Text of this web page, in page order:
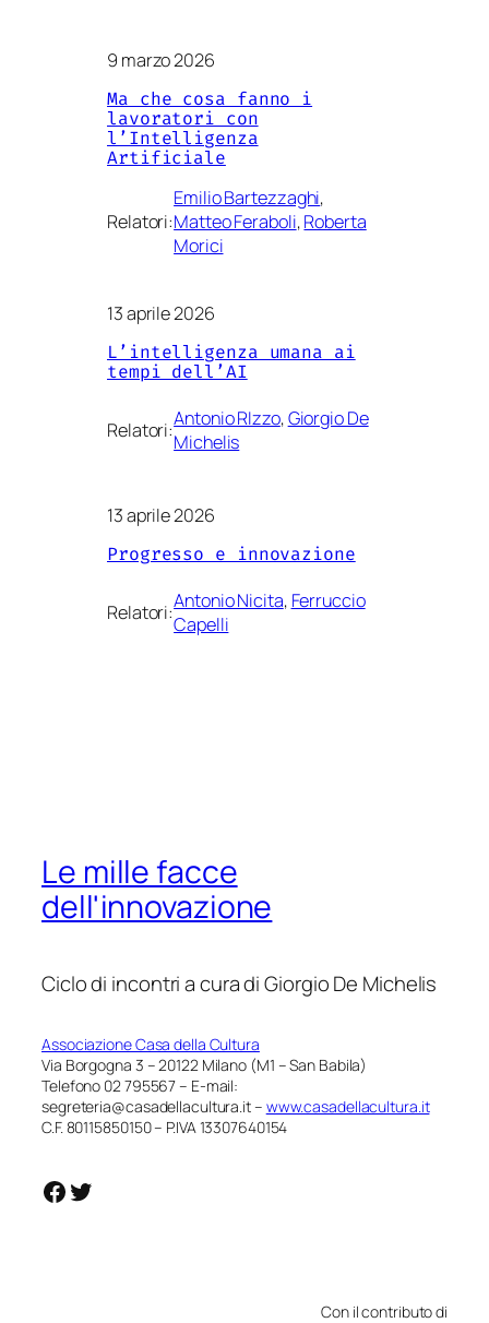
9 marzo 2026
Ma che cosa fanno i
lavoratori con
l’Intelligenza
Artificiale
Relatori:
Emilio Bartezzaghi
Matteo Feraboli, Roberta
Morici
13 aprile 2026
L’intelligenza umana ai
tempi dell’AI
Relatori:Antonio RIzzo, Giorgio De
Michelis
13 aprile 2026
Progresso e innovazione
Relatori:Antonio Nicita, Ferruccio
Capelli
Le mille facce
dell'innovazione
Ciclo di incontri a cura di Giorgio De Michelis
Associazione Casa della Cultura
Via Borgogna 3 – 20122 Milano (M1 – San Babila)
Telefono 02 795567 – E-mail:
segreteria@casadellacultura.it – www.casadellacultura.it
C.F. 80115850150 – P.IVA 13307640154
https://www.facebook.com/casadellaculturamilano https://twitter.com/c_dellacultura
Con il contributo di